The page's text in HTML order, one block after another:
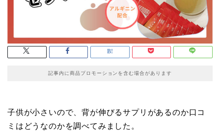
記事内に商品プロモーションを含む場合があります
子供が小さいので、背が伸びるサプリがあるのか口コ
ミはどうなのかを調べてみました。